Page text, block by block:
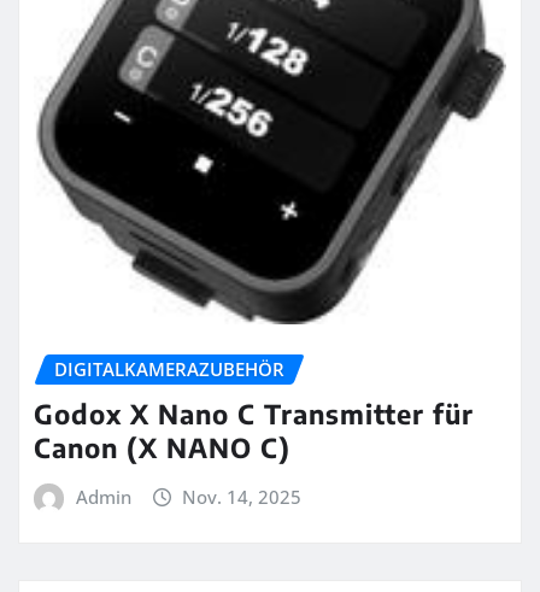
DIGITALKAMERAZUBEHÖR
Godox X Nano C Transmitter für
Canon (X NANO C)
Admin Nov. 14, 2025